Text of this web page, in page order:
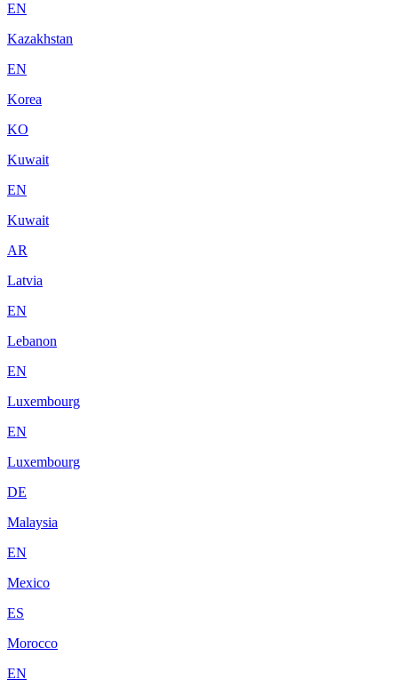
EN
Kazakhstan
EN
Korea
KO
Kuwait
EN
Kuwait
AR
Latvia
EN
Lebanon
EN
Luxembourg
EN
Luxembourg
DE
Malaysia
EN
Mexico
ES
Morocco
EN